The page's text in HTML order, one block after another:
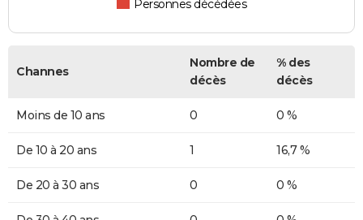
Personnes décédées
Channes
Nombre de
décès
% des
décès
Moins de 10 ans 0 0 %
De 10 à 20 ans 1 16,7 %
De 20 à 30 ans 0 0 %